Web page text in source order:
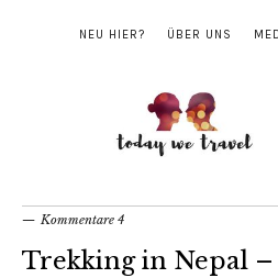
NEU HIER? ÜBER UNS
Kommentare 4
Trekking in Nepal –